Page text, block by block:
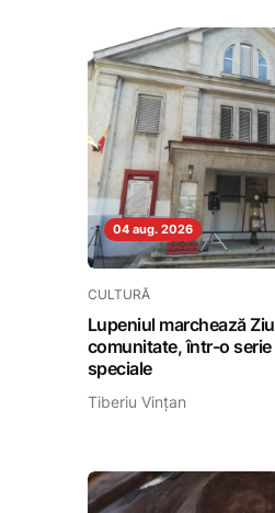
04 aug. 2026
CULTURĂ
Lupeniul marchează
comunitate, într-o
speciale
Tiberiu Vințan